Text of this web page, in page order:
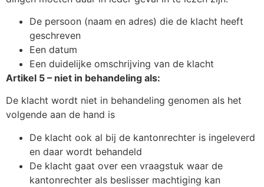
De persoon (naam en adres) die de klacht heeft
geschreven
Een datum
Een duidelijke omschrijving van de klacht
Artikel 5 – niet in behandeling als:
De klacht wordt niet in behandeling genomen als het
volgende aan de hand is
De klacht ook al bij de kantonrechter is ingeleverd
en daar wordt behandeld
De klacht gaat over een vraagstuk waar de
kantonrechter als beslisser machtiging kan